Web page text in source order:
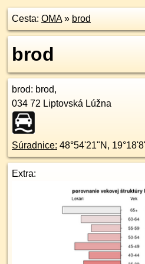
Cesta: OMA» brod
brod
brod: brod,
034 72 Liptovská Lúžna
Súradnice: 48°54'21"N ,
Extra: